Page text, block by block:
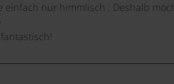
nur himmlisch . Deshalb